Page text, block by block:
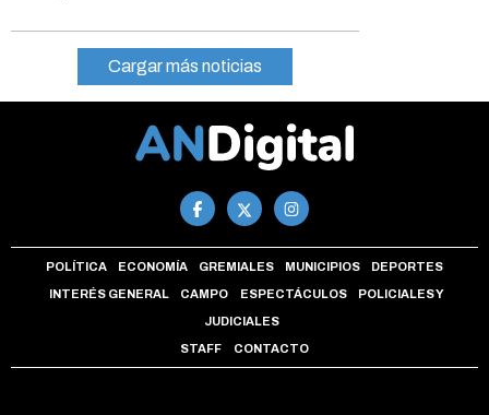
Cargar más noticias
POLÍTICA ECONOMÍA GREMIALES MUNICIPIOS DEPORTES
INTERÉS GENERAL CAMPO ESPECTÁCULOS POLICIALES Y
JUDICIALES
STAFF CONTACTO